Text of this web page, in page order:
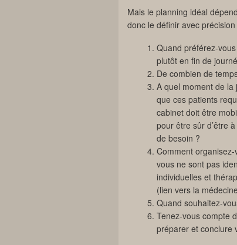
Mais le planning idéal
donc le définir avec
Quand préférez-
plutôt en fin de
De combien de
A quel moment de
que ces patients
cabinet doit être
pour être sûr d’être
de besoin ?
Comment
vous ne sont pas
individuelles et
(lien vers la
Quand souhaitez-
Tenez-vous compte
préparer et conclure